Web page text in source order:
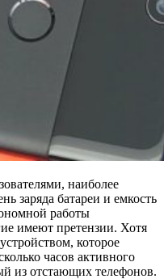
наиболее
заряда батареи и емкость
работы
имеют претензии. Хотя
которое
часов активного
из отстающих телефонов.